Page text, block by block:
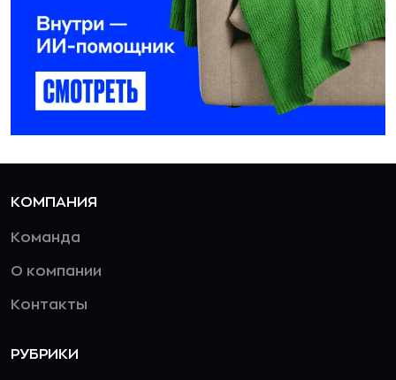
КОМПАНИЯ
Команда
О компании
Контакты
РУБРИКИ